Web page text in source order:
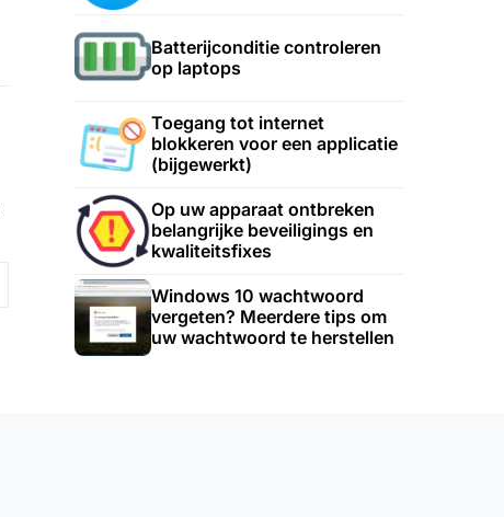
Batterijconditie controleren
op laptops
Toegang tot internet
blokkeren voor een applicatie
(bijgewerkt)
Op uw apparaat ontbreken
belangrijke beveiligings en
kwaliteitsfixes
Windows 10 wachtwoord
vergeten? Meerdere tips om
uw wachtwoord te herstellen